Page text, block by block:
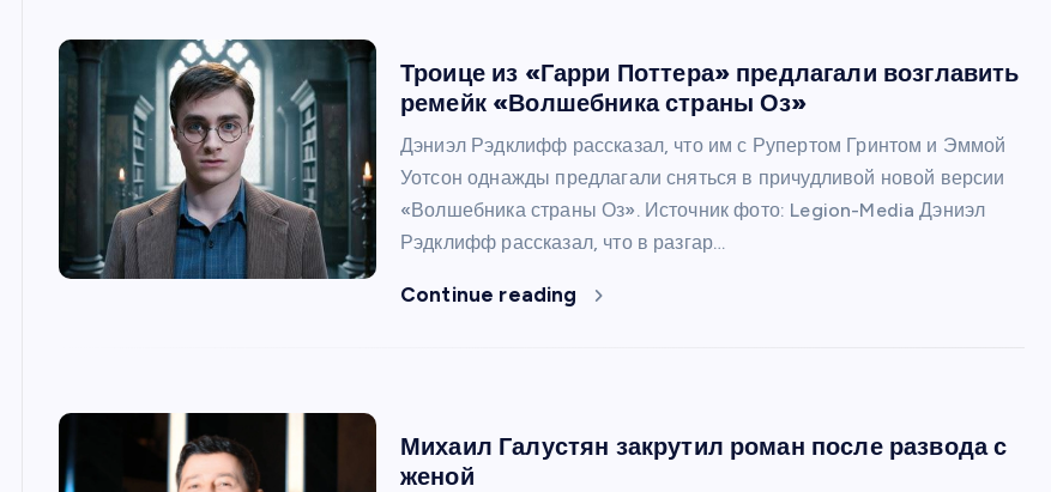
Троице из «Гарри Поттера» предлагали возглавить
ремейк «Волшебника страны Оз»
Дэниэл Рэдклифф рассказал, что им с Рупертом Гринтом и Эммой
Уотсон однажды предлагали сняться в причудливой новой версии
«Волшебника страны Оз». Источник фото: Legion-Media Дэниэл
Рэдклифф рассказал, что в разгар…
Continue reading
Михаил Галустян закрутил роман после развода с
женой